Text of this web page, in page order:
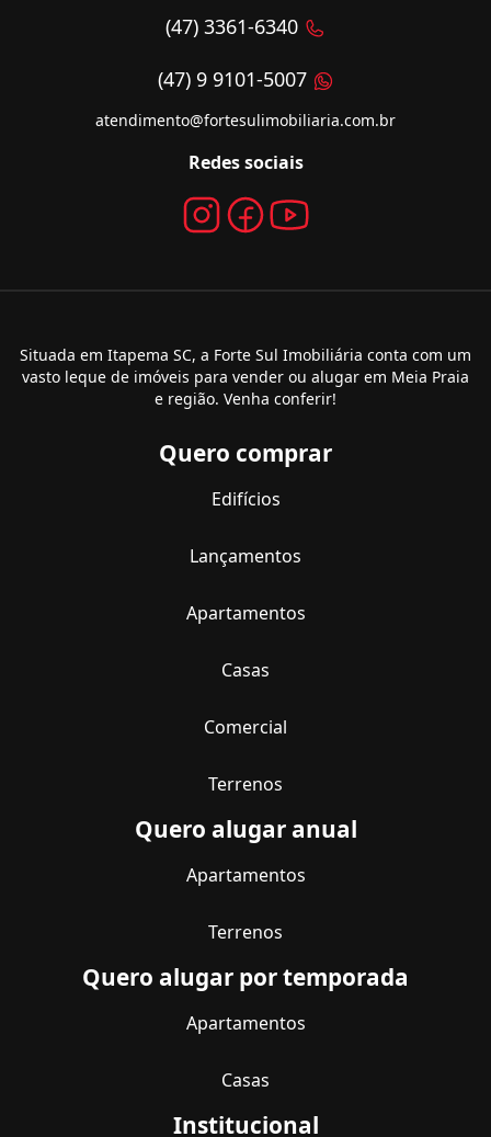
(47) 3361-6340
(47) 9 9101-5007
atendimento@fortesulimobiliaria.com.br
Redes sociais
Situada em Itapema SC, a Forte Sul Imobiliária conta com um
vasto leque de imóveis para vender ou alugar em Meia Praia
e região. Venha conferir!
Quero comprar
Edifícios
Lançamentos
Apartamentos
Casas
Comercial
Terrenos
Quero alugar anual
Apartamentos
Terrenos
Quero alugar por temporada
Apartamentos
Casas
Institucional